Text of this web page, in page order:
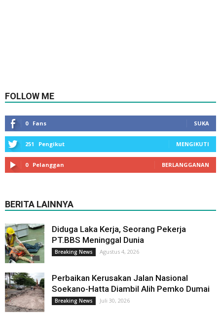
FOLLOW ME
0 Fans SUKA
251 Pengikut MENGIKUTI
0 Pelanggan BERLANGGANAN
BERITA LAINNYA
Diduga Laka Kerja, Seorang Pekerja
PT.BBS Meninggal Dunia
Breaking News Agustus 4, 2026
Perbaikan Kerusakan Jalan Nasional
Soekano-Hatta Diambil Alih Pemko Dumai
Breaking News Juli 30, 2026